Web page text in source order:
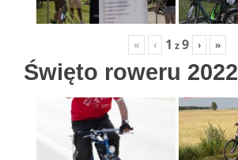
« ‹ 1 z9 › »
Święto roweru 2022